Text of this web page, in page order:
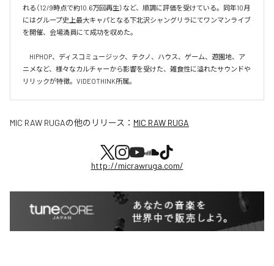
れる（12/9時点で約10.6万回再生）など、順調に評価を受けている。同年10月
にはグループ史上最大キャパとなる下北沢シャングリラにてワンマンライブ
を開催、会場満員にて成功を収めた。
HIPHOP、ディスコミュージック、テクノ、ハウス、ゲーム、遊園地、ア
ニメなど、様々なカルチャーから影響を受けた、雑食性に溢れたサウンドや
リリックが特徴。VIDEOTHINK所属。
MIC RAW RUGAの他のリリース： MIC RAW RUGA
http://micrawruga.com/